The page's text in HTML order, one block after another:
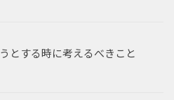
とする時に考えるべきこと